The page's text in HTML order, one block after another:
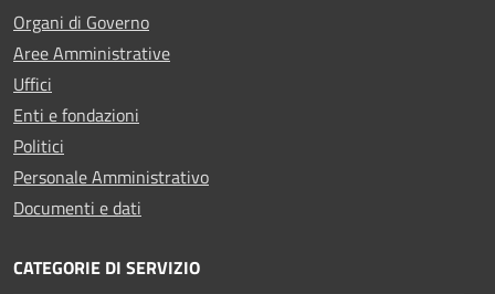
Organi di Governo
Aree Amministrative
Uffici
Enti e fondazioni
Politici
Personale Amministrativo
Documenti e dati
CATEGORIE DI SERVIZIO